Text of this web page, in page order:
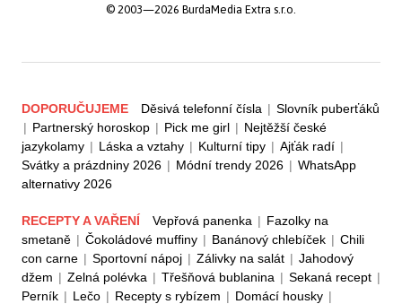
© 2003—2026 BurdaMedia Extra s.r.o.
DOPORUČUJEME Děsivá telefonní čísla | Slovník puberťáků
| Partnerský horoskop | Pick me girl | Nejtěžší české
jazykolamy | Láska a vztahy | Kulturní tipy | Ajťák radí |
Svátky a prázdniny 2026 | Módní trendy 2026 | WhatsApp
alternativy 2026
RECEPTY A VAŘENÍ Vepřová panenka | Fazolky na
smetaně | Čokoládové muffiny | Banánový chlebíček | Chili
con carne | Sportovní nápoj | Zálivky na salát | Jahodový
džem | Zelná polévka | Třešňová bublanina | Sekaná recept |
Perník | Lečo | Recepty s rybízem | Domácí housky |